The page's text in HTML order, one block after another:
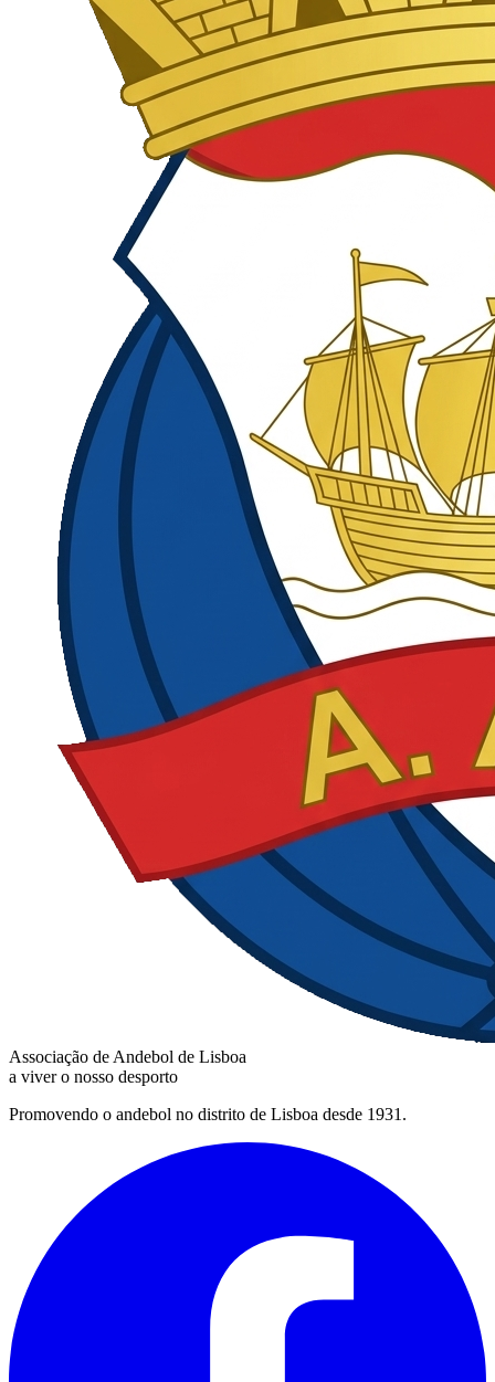
Associação de Andebol de Lisboa
a viver o nosso desporto
Promovendo o andebol no distrito de Lisboa desde 1931.